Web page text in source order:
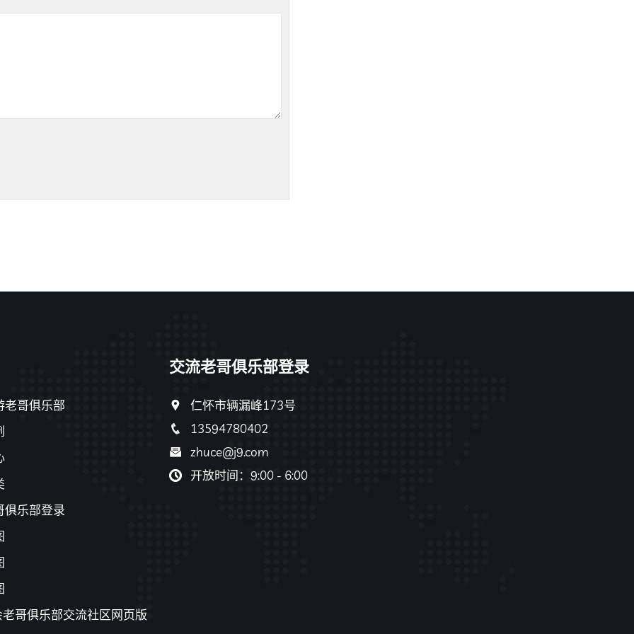
老哥俱乐部
俱乐部登录
哥俱乐部交流社区网页版
交流老哥俱乐部登录
仁怀市辆漏峰173号
13594780402
zhuce@j9.com
开放时间：9:00 - 6:00